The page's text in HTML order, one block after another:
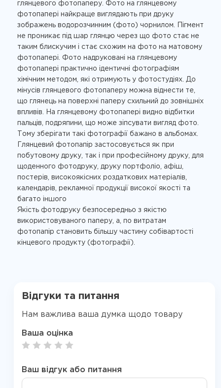
глянцевого фотопаперу. Фото на глянцевому
фотопапері найкраще виглядають при друку
зображень водорозчинним (фото) чорнилом. Пігмент
не проникає під шар глянцю через що фото стає не
таким блискучим і стає схожим на фото на матовому
фотопапері. Фото надруковані на глянцевому
фотопапері практично ідентичні фотографіям
хімічним методом, які отримують у фотостудіях. До
мінусів глянцевого фотопаперу можна віднести те,
що глянець на поверхні паперу схильний до зовнішніх
впливів. На глянцевому фотопапері видно відбитки
пальців, подряпини, що може зіпсувати вигляд фото.
Тому зберігати такі фотографії бажано в альбомах.
Глянцевий фотопапір застосовується як при
побутовому друку, так і при професійному друку, для
щоденного фотодруку, друку портфоліо, афіш,
постерів, високоякісних роздаткових матеріалів,
календарів, рекламної продукції високої якості та
багато іншого
Якість фотодруку безпосередньо з якістю
використовуваного паперу, а, по витратам
фотопапір становить більшу частину собівартості
кінцевого продукту (фотографії).
Відгуки та питання
Нам важлива ваша думка щодо товару
Ваша оцінка
Ваш відгук або питання